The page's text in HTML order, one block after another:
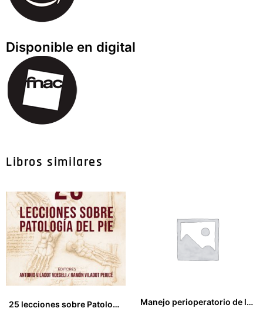
Disponible en digital
Libros similares
25 lecciones sobre Patología del Pie
Manejo perioperatorio de la columna vertebral : PRINCIPIOS DE PRÁCTICA QUIRÚRGICA Y REHABILITADORA